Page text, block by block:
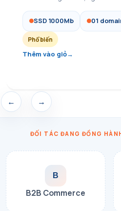
SSD 1000Mb 01
Phổ biến
Thêm vào giỏ
← →
ĐỐI TÁC ĐANG ĐỒNG
B
B2B Commerce